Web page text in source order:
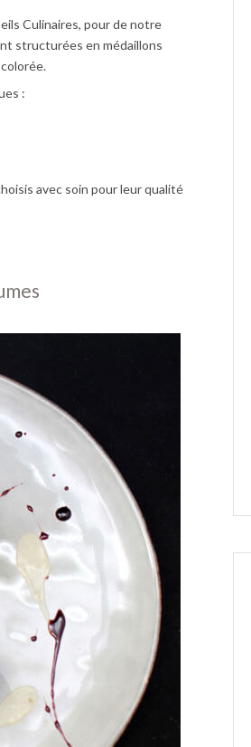
Culinaires, pour de notre
structurées en médaillons
:
avec soin pour leur qualité